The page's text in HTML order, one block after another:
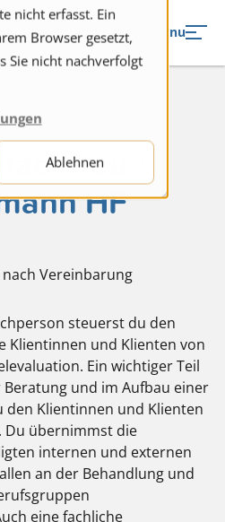
nicht erfasst. Ein
Browser gesetzt,
Sie nicht nachverfolgt
Ablehnen
Menu
/
HF
Vereinbarung
steuerst du den
Klientinnen und Klienten von
Ein wichtiger Teil
und im Aufbau einer
den Klientinnen und Klienten
Du übernimmst die
internen und externen
an der Behandlung und
eine fachliche